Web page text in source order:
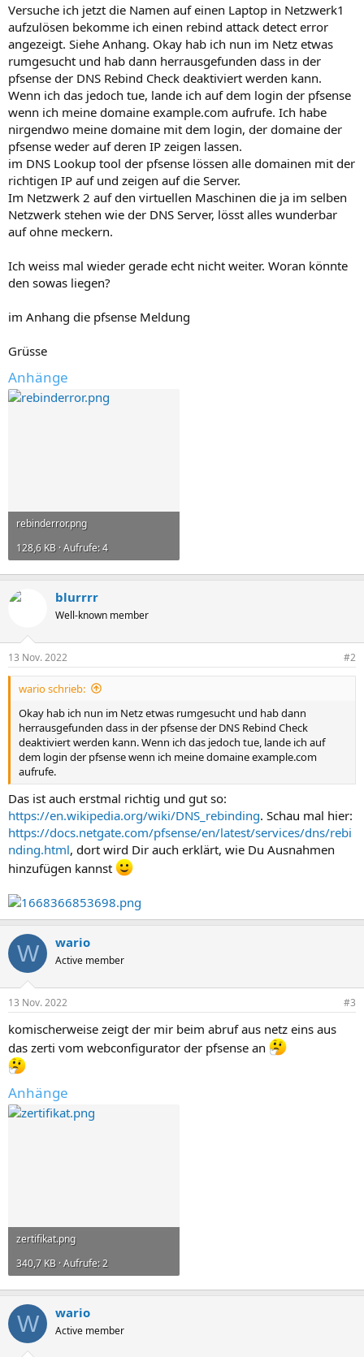
Versuche ich jetzt die Namen auf einen Laptop in Netzwerk1
aufzulösen bekomme ich einen rebind attack detect error
angezeigt. Siehe Anhang. Okay hab ich nun im Netz etwas
rumgesucht und hab dann herrausgefunden dass in der
pfsense der DNS Rebind Check deaktiviert werden kann.
Wenn ich das jedoch tue, lande ich auf dem login der pfsense
wenn ich meine domaine example.com aufrufe. Ich habe
nirgendwo meine domaine mit dem login, der domaine der
pfsense weder auf deren IP zeigen lassen.
im DNS Lookup tool der pfsense lössen alle domainen mit der
richtigen IP auf und zeigen auf die Server.
Im Netzwerk 2 auf den virtuellen Maschinen die ja im selben
Netzwerk stehen wie der DNS Server, lösst alles wunderbar
auf ohne meckern.
Ich weiss mal wieder gerade echt nicht weiter. Woran könnte
den sowas liegen?
im Anhang die pfsense Meldung
Grüsse
Anhänge
rebinderror.png
128,6 KB · Aufrufe: 4
blurrrr
Well-known member
13 Nov. 2022 #2
wario schrieb:
Okay hab ich nun im Netz etwas rumgesucht und hab dann
herrausgefunden dass in der pfsense der DNS Rebind Check
deaktiviert werden kann. Wenn ich das jedoch tue, lande ich auf
dem login der pfsense wenn ich meine domaine example.com
aufrufe.
Das ist auch erstmal richtig und gut so:
https://en.wikipedia.org/wiki/DNS_rebinding. Schau mal hier:
https://docs.netgate.com/pfsense/en/latest/services/dns/rebi
nding.html, dort wird Dir auch erklärt, wie Du Ausnahmen
hinzufügen kannst
W wario
Active member
13 Nov. 2022 #3
komischerweise zeigt der mir beim abruf aus netz eins aus
das zerti vom webconfigurator der pfsense an
Anhänge
zertifikat.png
340,7 KB · Aufrufe: 2
W wario
Active member